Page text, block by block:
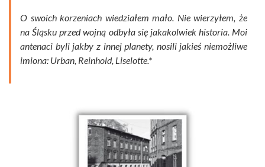
O swoich korzeniach wiedziałem mało. Nie wierzyłem, że
na Śląsku przed wojną odbyła się jakakolwiek historia. Moi
antenaci byli jakby z innej planety, nosili jakieś niemożliwe
imiona: Urban, Reinhold, Liselotte.*